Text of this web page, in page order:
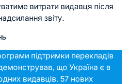
витрати видавця після
звіту.
підтримки перекладів
що Україна є в
видавців. 57 нових